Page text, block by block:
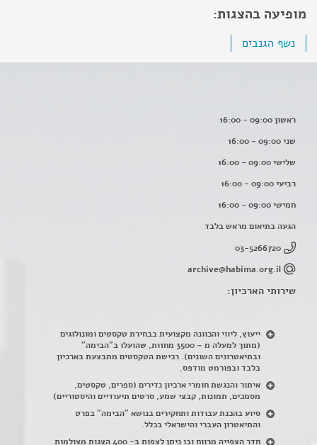
מופיעה בהצגות:
נשף הגנבים
ראשון 09:00 - 16:00
שני 09:00 - 16:00
שלישי 09:00 - 16:00
רביעי 09:00 - 16:00
חמישי 09:00 - 16:00
הגעה בתיאום מראש בלבד
03-5266720
archive@habima.org.il
שירותי הארכיון:
ייעוץ, ליווי והכוונה מקצועית בבחירת טקסטים ומונולוגים
(מתוך למעלה מ – 3500 מחזות, שהועלו ב"הבימה"
ובתיאטרונים השונים). רכישת הטקסטים מתבצעת בארכיון
בלבד ובפורמט מודפס.
איתור והנגשת חומרי ארכיון נדירים (ספרים, טקסטים,
מסמכים, תמונות, קבצי שמע, סרטים תיעודיים והיסטוריים)
סיוע בהכנת עבודות ותחקירים בנושא "הבימה" בפרט
והתיאטרון העברי והישראלי בכלל.
חדר הצפייה מרווח ובו ניתן לצפות ב- 400 הצגות מצולמות